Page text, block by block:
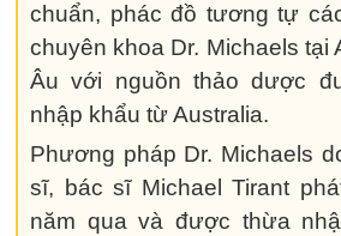
chuẩn, phác đồ tương tự
chuyên khoa Dr. Michaels tại
Âu với nguồn thảo dược
nhập khẩu từ Australia.
Phương pháp Dr. Michaels
sĩ, bác sĩ Michael Tirant
năm qua và được thừa